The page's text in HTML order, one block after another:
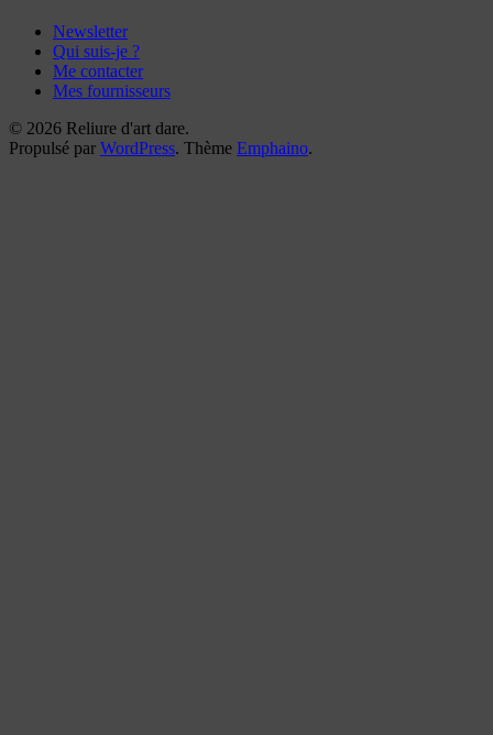
Newsletter
Qui suis-je ?
Me contacter
Mes fournisseurs
© 2026 Reliure d'art dare.
Propulsé par WordPress. Thème Emphaino.